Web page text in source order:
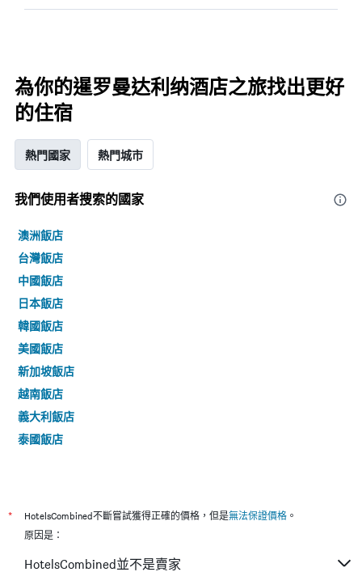
為你的暹罗曼达利纳酒店之旅找出更好
的住宿
熱門國家 熱門城市
我們使用者搜索的國家
澳洲飯店
台灣飯店
中國飯店
日本飯店
韓國飯店
美國飯店
新加坡飯店
越南飯店
義大利飯店
泰國飯店
* HotelsCombined不斷嘗試獲得正確的價格，但是無法保證價格 。
原因是：
HotelsCombined並不是賣家